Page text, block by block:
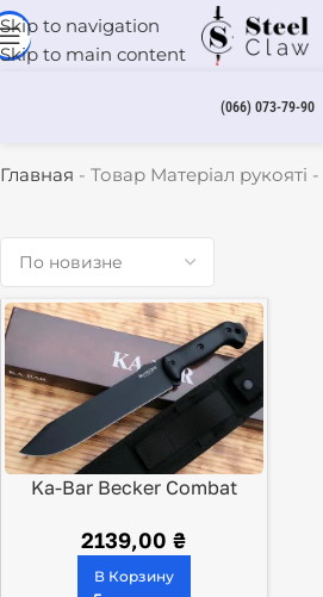
Skip to navigation
Skip to main content
(066) 073-79-90
Главная - Товар Матеріал рукояті -
Ka-Bar Becker Combat
2139,00₴
В Корзину